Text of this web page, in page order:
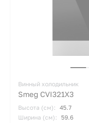
Винный холодильник
Smeg CVI321X3
Высота (см): 45.7
Ширина (см):
59.6